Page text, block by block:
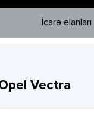
İcarə elanları
Vectra